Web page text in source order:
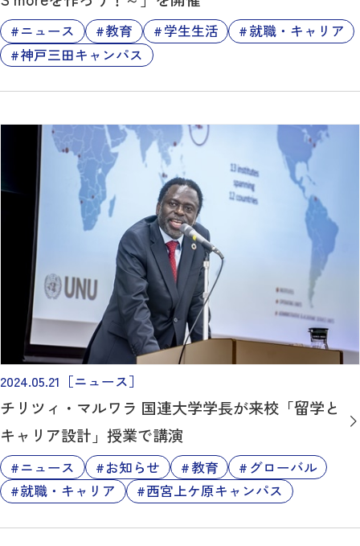
ニュース 教育 学生生活
就職・キャリア
神戸三田キャンパス
2024.05.21 ［ニュース］
チリツィ・マルワラ 国連大学学長が来校「留学と
キャリア設計」授業で講演
ニュース お知らせ 教育
グローバル
就職・キャリア
西宮上ケ原キャンパス